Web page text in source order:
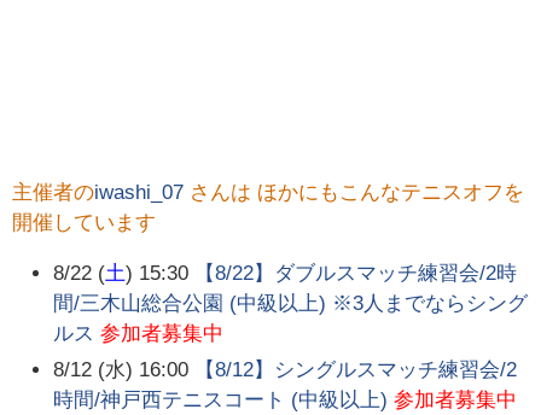
主催者のiwashi_07 さんは ほかにもこんなテニスオフを
開催しています
8/22 (土) 15:30
【8/22】ダブルスマッチ練習会/2時
間/三木山総合公園 (中級以上) ※3人までならシング
ルス 参加者募集中
8/12 (水) 16:00
【8/12】シングルスマッチ練習会/2
時間/神戸西テニスコート (中級以上) 参加者募集中